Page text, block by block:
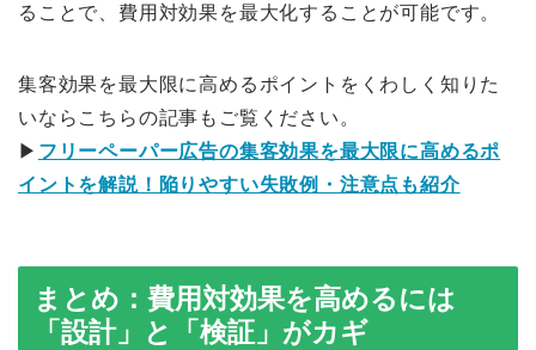
ることで、費用対効果を最大化することが可能です。
集客効果を最大限に高めるポイントをくわしく知りた
いならこちらの記事もご覧ください。
▶ フリーペーパー広告の集客効果を最大限に高めるポ
イントを解説！陥りやすい失敗例・注意点も紹介
まとめ：費用対効果を高めるには
「設計」と「検証」がカギ